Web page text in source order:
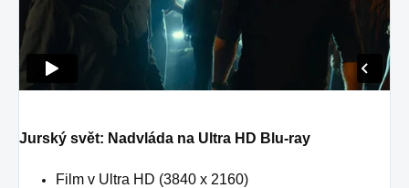
Jurský svět: Nadvláda na Ultra HD Blu-ray
Film v Ultra HD (3840 x 2160)